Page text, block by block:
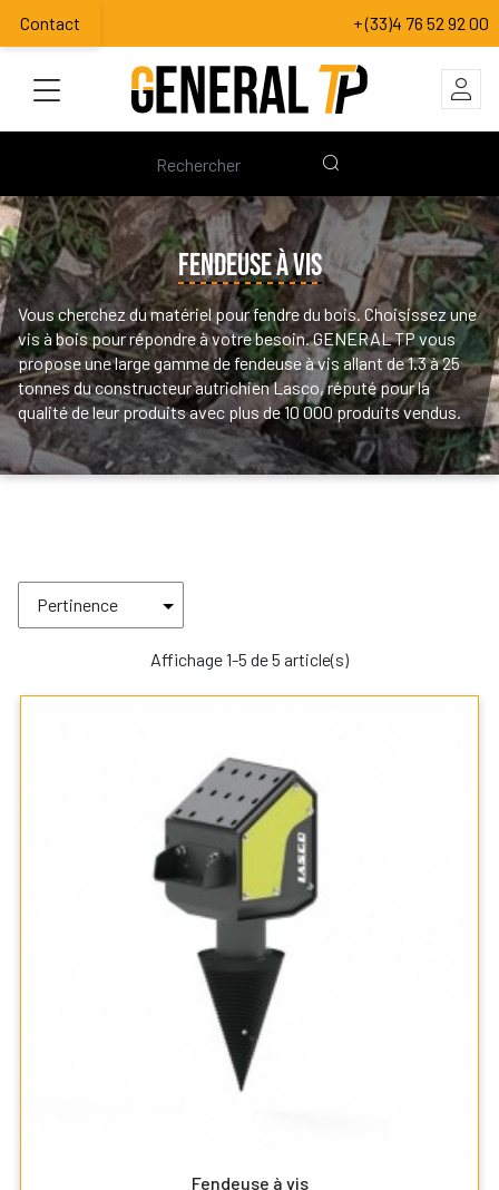
Contact + (33)4 76 52 92 00
FENDEUSE À VIS
Vous cherchez du matériel pour fendre du bois. Choisissez une
vis à bois pour répondre à votre besoin. GENERAL TP vous
propose une large gamme de fendeuse à vis allant de 1.3 à 25
tonnes du constructeur autrichien Lasco, réputé pour la
qualité de leur produits avec plus de 10 000 produits vendus.
Affichage 1-5 de 5 article(s)
Fendeuse à vis